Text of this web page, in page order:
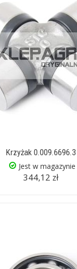
Krzyżak 0.009.6696.3
Jest w magazynie
344,12 zł